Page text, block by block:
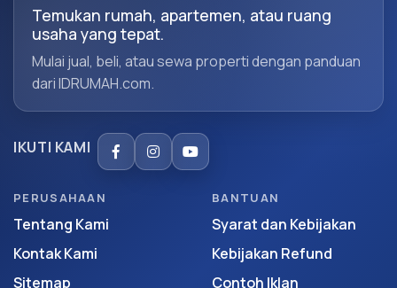
Temukan rumah, apartemen, atau ruang
usaha yang tepat.
Mulai jual, beli, atau sewa properti dengan panduan
dari IDRUMAH.com.
IKUTI KAMI
PERUSAHAAN
Tentang Kami
Kontak Kami
Sitemap
BANTUAN
Syarat dan Kebijakan
Kebijakan Refund
Contoh Iklan